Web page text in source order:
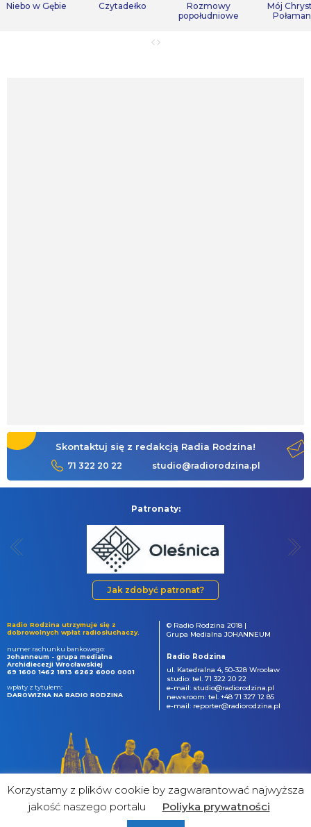
Niebo w Gębie Czytadełko
Rozmowy
popołudniowe
Mój
Skontaktuj się z redakcją Radia Rodzina!
71 322 20 22 studio@radiorodzina.pl
Patronaty:
Jak zdobyć patronat?
Radio Rodzina utrzymuje się z
dobrowolnych wpłat radiosłuchaczy.
numer rachunku bankowego:
Johanneum - grupa medialna
Archidiecezji Wrocławskiej
69 1600 1462 1813 6262 6000 0001
wpłaty z tytułem:
DAROWIZNA NA RADIO RODZINA
© Radio Rodzina 2018 |
Grupa Medialna JOHANNEUM
Radio Rodzina
ul. Katedralna 4, 50-328 Wrocław
studio: tel. 71 322 20 22
e-mail: studio@radiorodzina.pl
newsroom: tel. +48 71 327 12 85
e-mail: reporter@radiorodzina.pl
Korzystamy z plików cookie by zagwarantować najwyższa
jakość naszego portalu
Poliyka prywatności